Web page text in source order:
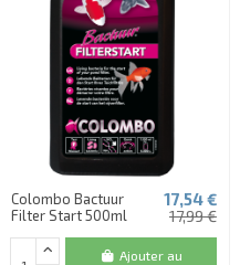
Colombo Bactuur
Filter Start 500ml
17,54 €
17,99 €
Ajouter au